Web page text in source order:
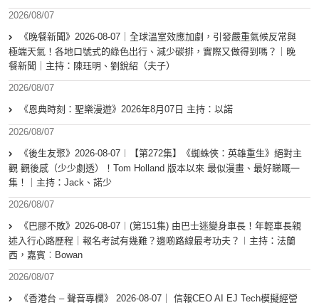
2026/08/07
《晚餐新聞》2026-08-07｜全球溫室效應加劇，引發嚴重氣候反常與
極端天氣！各地口號式的綠色出行、減少碳排，實際又做得到嗎？｜晚
餐新聞｜主持：陳珏明、劉銳紹（夫子）
2026/08/07
《恩典時刻：聖樂漫遊》2026年8月07日 主持：以諾
2026/08/07
《後生友聚》2026-08-07︱【第272集】《蜘蛛俠：英雄重生》絕對主
觀 觀後感（少少劇透）！Tom Holland 版本以來 最似漫畫、最好睇嘅一
集！｜主持：Jack、諾少
2026/08/07
《巴膠不敗》2026-08-07︱(第151集) 由巴士迷變身車長！年輕車長親
述入行心路歷程｜報名考試有幾難？邊啲路線最考功夫？︱主持：法蘭
西，嘉賓︰Bowan
2026/08/07
《香港台 – 聲音專欄》 2026-08-07｜ 信報CEO AI EJ Tech模擬經營